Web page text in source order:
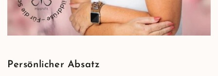
Persönlicher Absatz